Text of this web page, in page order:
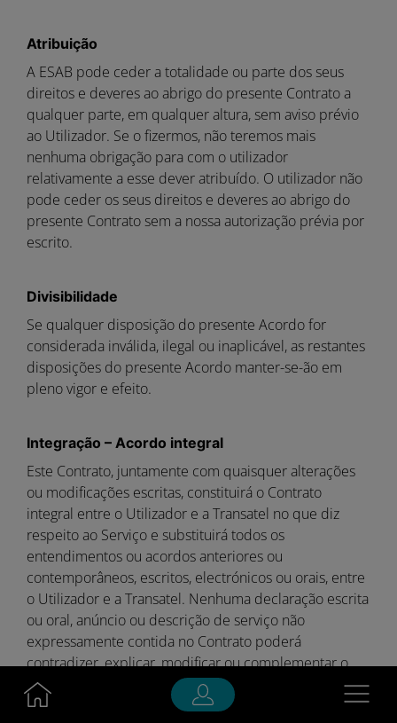
Atribuição
A ESAB pode ceder a totalidade ou parte dos seus
direitos e deveres ao abrigo do presente Contrato a
qualquer parte, em qualquer altura, sem aviso prévio
ao Utilizador. Se o fizermos, não teremos mais
nenhuma obrigação para com o utilizador
relativamente a esse dever atribuído. O utilizador não
pode ceder os seus direitos e deveres ao abrigo do
presente Contrato sem a nossa autorização prévia por
escrito.
Divisibilidade
Se qualquer disposição do presente Acordo for
considerada inválida, ilegal ou inaplicável, as restantes
disposições do presente Acordo manter-se-ão em
pleno vigor e efeito.
Integração – Acordo integral
Este Contrato, juntamente com quaisquer alterações
ou modificações escritas, constituirá o Contrato
integral entre o Utilizador e a Transatel no que diz
respeito ao Serviço e substituirá todos os
entendimentos ou acordos anteriores ou
contemporâneos, escritos, electrónicos ou orais, entre
o Utilizador e a Transatel. Nenhuma declaração escrita
ou oral, anúncio ou descrição de serviço não
expressamente contida no Contrato poderá
contradizer, explicar, modificar ou complementar o
mesmo. O utilizador reconhece e concorda que não
está a confiar em qualquer representação ou